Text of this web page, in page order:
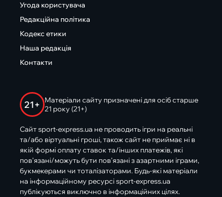
Угода користувача
Редакційна політика
Кодекс етики
Наша редакція
Контакти
21+
Матеріали сайту призначені для осіб старше
21 року (21+)
Сайт sport-express.ua не проводить ігри на реальні
та/або віртуальні гроші, також сайт не приймає ні в
якій формі оплату ставок та/інших платежів, які
пов’язані/можуть бути пов’язані з азартними іграми,
букмекерами чи тоталізаторами. Будь-які матеріали
на інформаційному ресурсі sport-express.ua
публікуються виключно в інформаційних цілях.